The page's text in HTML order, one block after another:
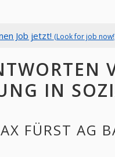
Job jetzt! (Look for job
IN
FÜRST AG